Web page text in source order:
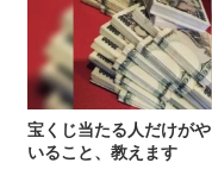
宝くじ当たる人だけが
いること、教えます